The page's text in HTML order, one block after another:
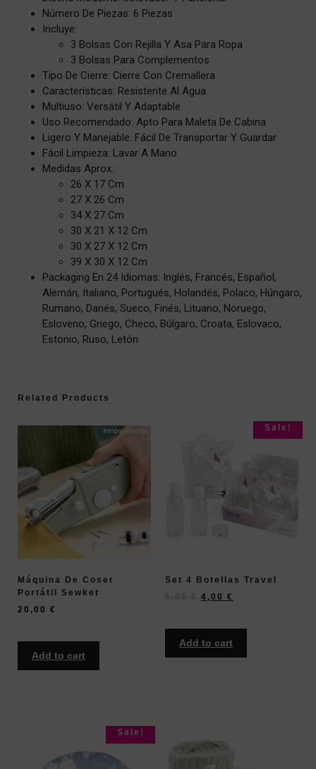
Número De Piezas: 6 Piezas
Incluye:
3 Bolsas Con Rejilla Y Asa Para Ropa
3 Bolsas Para Complementos
Tipo De Cierre: Cierre Con Cremallera
Características: Resistente Al Agua
Multiuso: Versátil Y Adaptable
Uso Recomendado: Apto Para Maleta De Cabina
Ligero Y Manejable: Fácil De Transportar Y Guardar
Fácil Limpieza: Lavar A Mano
Medidas Aprox.:
26 X 17 Cm
27 X 26 Cm
34 X 27 Cm
30 X 21 X 12 Cm
30 X 27 X 12 Cm
39 X 30 X 12 Cm
Packaging En 24 Idiomas: Inglés, Francés, Español,
Alemán, Italiano, Portugués, Holandés, Polaco, Húngaro,
Rumano, Danés, Sueco, Finés, Lituano, Noruego,
Esloveno, Griego, Checo, Búlgaro, Croata, Eslovaco,
Estonio, Ruso, Letón
Related Products
Máquina De Coser
Portátil Sewket
20,00 €
Add to cart
Sale!
Set 4 Botellas Travel
4,00 €
Add to cart
Sale!